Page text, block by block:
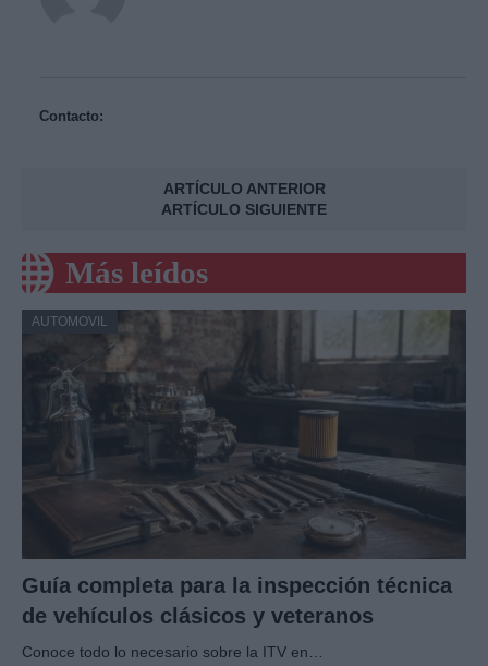
Contacto:
ARTÍCULO ANTERIOR
ARTÍCULO SIGUIENTE
Más leídos
AUTOMOVIL
Guía completa para la inspección técnica
de vehículos clásicos y veteranos
Conoce todo lo necesario sobre la ITV en…